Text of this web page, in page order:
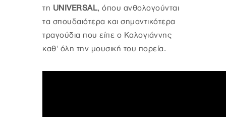
τη UNIVERSAL, όπου ανθολογούνται
τα σπουδαιότερα και σημαντικότερα
τραγούδια που είπε ο Καλογιάννης
καθ' όλη την μουσική του πορεία.